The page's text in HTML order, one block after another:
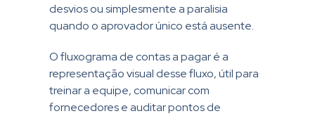
desvios ou simplesmente a paralisia
quando o aprovador único está ausente.
O fluxograma de contas a pagar é a
representação visual desse fluxo, útil para
treinar a equipe, comunicar com
fornecedores e auditar pontos de